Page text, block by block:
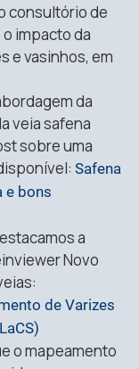
consultório de
impacto da
e vasinhos, em
da
veia safena
sobre uma
Safena
e bons
a
Novo
de Varizes
o mapeamento